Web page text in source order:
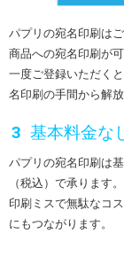
パプリの宛名印刷は
商品への宛名印刷が可
一度ご登録いただく
名印刷の手間から解放
基本料金な
パプリの宛名印刷は
（税込）で承ります。
印刷ミスで無駄なコ
にもつながります。